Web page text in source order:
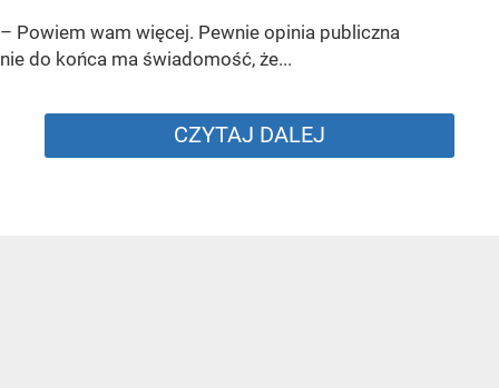
– Powiem wam więcej. Pewnie opinia publiczna
nie do końca ma świadomość, że...
CZYTAJ DALEJ